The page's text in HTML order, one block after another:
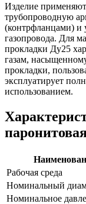
Изделие
трубопроводную
(контрфланцами) и
газопровода. Для
прокладки Ду25
газам,
прокладки,
эксплуатирует
использованием.
Рабочая среда
Номинальный
Номинальное